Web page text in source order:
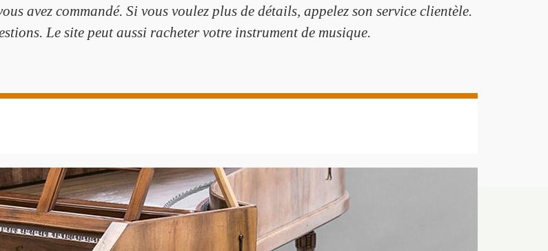
avez commandé. Si vous voulez plus de détails, appelez son service clientèle.
Le site peut aussi racheter votre instrument de musique.